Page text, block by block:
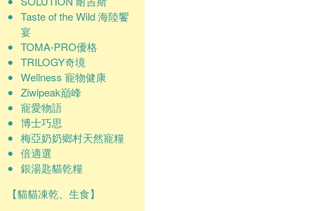
Taste of the Wild 海陸饗
宴
TOMA-PRO優格
TRILOGY奇境
Wellness 寵物健康
Ziwipeak巔峰
寵愛物語
博士巧思
梅亞奶奶鄉村天然寵糧
倍適選
銀湯匙貓乾糧
【貓貓凍乾、生食】